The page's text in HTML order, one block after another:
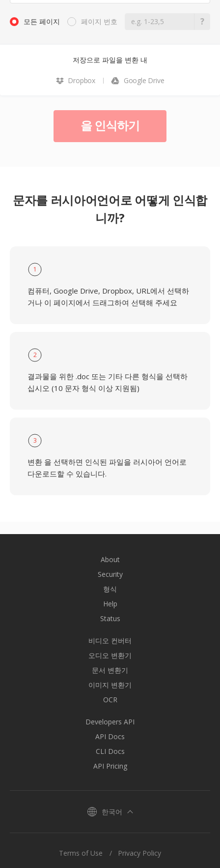
모든 페이지 페이지 번호
저장으로 파일을 변환 내
Dropbox Google Drive
을 인식하기
문자를 러시아어언어로 어떻게 인식합
니까?
1
컴퓨터, Google Drive, Dropbox, URL에서 선택하
거나 이 페이지에서 드래그하여 선택해 주세요
2
결과물을 위한 .doc 또는 기타 다른 형식을 선택하
십시오 (10 문자 형식 이상 지원됨)
3
변환 을 선택하면 인식된 파일을 러시아어 언어로
다운로드할 수 있습니다.
About
Security
형식
Help
Status
비디오 컨버터
오디오 변환기
문서 변환기
이미지 변환기
OCR
Developers API
API Docs
CLI Docs
API Pricing
한국어
Terms of Use Privacy Policy